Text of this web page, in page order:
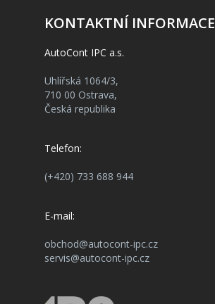
KONTAKTNÍ INFORMACE
AutoCont IPC a.s.
Uhlířská 1064/3,
710 00 Ostrava,
Česká republika
Telefon:
(+420) 733 688 944
E-mail:
obchod@autocont-ipc.cz
servis@autocont-ipc.cz